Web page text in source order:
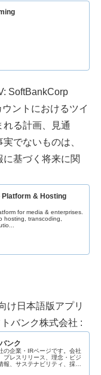
SoftBankCorp
ントにおけるツイ
る計画、見通
でないものは、
基づく将来に関
& Hosting
for media & enterprises.
hosting, transcoding,
け日本語版アプリ
バンク株式会社 :
ンク
の企業・IRページです。会社
プレスリリース、理念・ビジ
報、サステナビリティ、採用